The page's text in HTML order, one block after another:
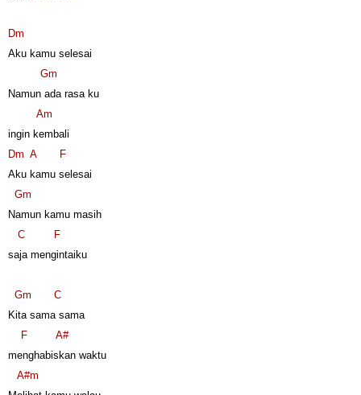
Dm
Aku kamu selesai
Gm
Namun ada rasa ku
Am
ingin kembali
Dm A
F
Aku kamu selesai
Gm
Namun kamu masih
C
F
saja mengintaiku
Gm
C
Kita sama sama
F
A#
menghabiskan waktu
A#m